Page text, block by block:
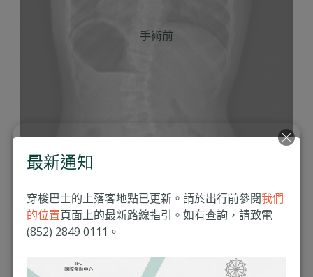
手術前
最新通知
穿梭巴士的上落客地點已更新。請於出行前參閱我們
的位置頁面上的最新路線指引。如有查詢，請致電
(852) 2849 0111。